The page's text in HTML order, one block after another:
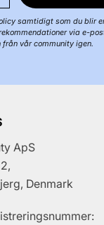
samtidigt som du blir
via e-
vår community igen.
ApS
Denmark